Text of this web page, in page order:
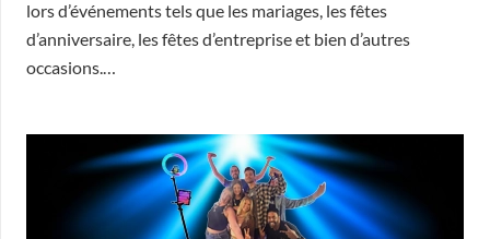
lors d’événements tels que les mariages, les fêtes
d’anniversaire, les fêtes d’entreprise et bien d’autres
occasions.…